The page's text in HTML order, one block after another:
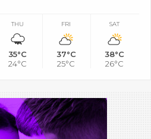
THU
35°C
24°C
FRI
37°C
25°C
SAT
38°C
26°C